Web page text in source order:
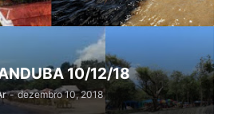
10/12/18
- dezembro 10, 2018